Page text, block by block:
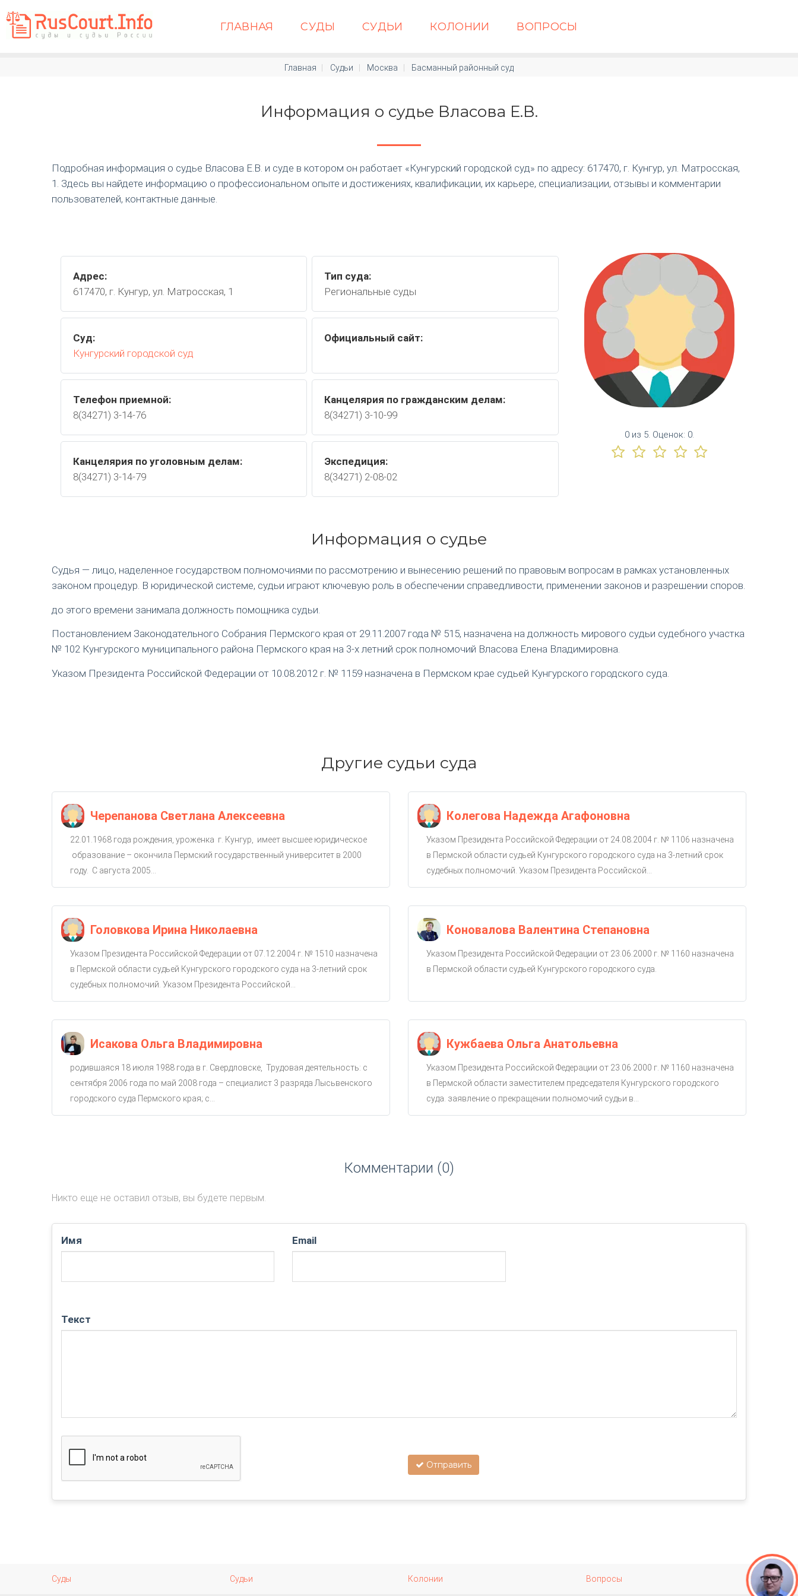
ГЛАВНАЯ СУДЫ СУДЬИ КОЛОНИИ ВОПРОСЫ
Главная Судьи Москва Басманный районный суд
Информация о судье Власова Е.В.
Подробная информация о судье Власова Е.В. и суде в котором он работает «Кунгурский городской суд» по адресу: 617470, г. Кунгур, ул. Матросская,
1. Здесь вы найдете информацию о профессиональном опыте и достижениях, квалификации, их карьере, специализации, отзывы и комментарии
пользователей, контактные данные.
Адрес:
617470, г. Кунгур, ул. Матросская, 1
Тип суда:
Региональные суды
Суд:
Кунгурский городской суд
Официальный сайт:
Телефон приемной:
8(34271) 3-14-76
Канцелярия по гражданским делам:
8(34271) 3-10-99
Канцелярия по уголовным делам:
8(34271) 3-14-79
Экспедиция:
8(34271) 2-08-02
0 из 5. Оценок: 0.
Информация о судье
Судья — лицо, наделенное государством полномочиями по рассмотрению и вынесению решений по правовым вопросам в рамках установленных
законом процедур. В юридической системе, судьи играют ключевую роль в обеспечении справедливости, применении законов и разрешении споров.
до этого времени занимала должность помощника судьи.
Постановлением Законодательного Собрания Пермского края от 29.11.2007 года № 515, назначена на должность мирового судьи судебного участка
№ 102 Кунгурского муниципального района Пермского края на 3-х летний срок полномочий Власова Елена Владимировна.
Указом Президента Российской Федерации от 10.08.2012 г. № 1159 назначена в Пермском крае судьей Кунгурского городского суда.
Другие судьи суда
Черепанова Светлана Алексеевна
22.01.1968 года рождения, уроженка г. Кунгур, имеет высшее юридическое
образование – окончила Пермский государственный университет в 2000
году. С августа 2005...
Головкова Ирина Николаевна
Указом Президента Российской Федерации от 07.12.2004 г. № 1510 назначена
в Пермской области судьей Кунгурского городского суда на 3-летний срок
судебных полномочий. Указом Президента Российской...
Исакова Ольга Владимировна
родившаяся 18 июля 1988 года в г. Свердловске, Трудовая деятельность: с
сентября 2006 года по май 2008 года – специалист 3 разряда Лысьвенского
городского суда Пермского края; с...
Колегова Надежда Агафоновна
Указом Президента Российской Федерации от 24.08.2004 г. № 1106 назначена
в Пермской области судьей Кунгурского городского суда на 3-летний срок
судебных полномочий. Указом Президента Российской...
Коновалова Валентина Степановна
Указом Президента Российской Федерации от 23.06.2000 г. № 1160 назначена
в Пермской области судьей Кунгурского городского суда.
Кужбаева Ольга Анатольевна
Указом Президента Российской Федерации от 23.06.2000 г. № 1160 назначена
в Пермской области заместителем председателя Кунгурского городского
суда. заявление о прекращении полномочий судьи в...
Комментарии (0)
Никто еще не оставил отзыв, вы будете первым.
Имя Email
Текст
Отправить
Суды Судьи Колонии Вопросы